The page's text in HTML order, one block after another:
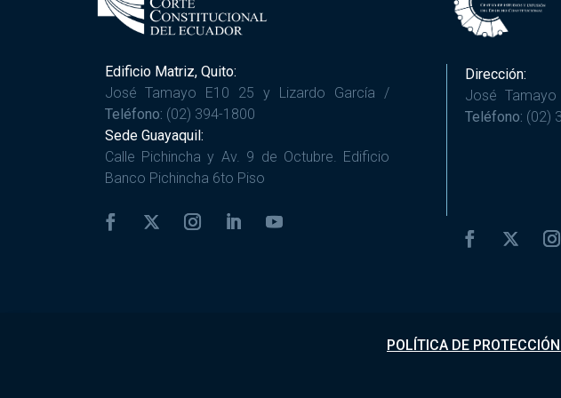
Edificio Matriz, Quito:
José Tamayo E10 25 y Lizardo García /
Teléfono: (02) 394-1800
Sede Guayaquil:
Calle Pichincha y Av. 9 de Octubre. Edificio
Banco Pichincha 6to Piso
Dirección:
José
Teléfono: (02)
POLÍTICA DE